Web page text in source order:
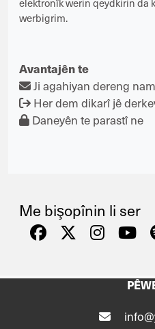
elektronîk werin qeydkirin da
werbigrim.
Avantajên te
Ji agahiyan dereng
Her dem dikarî jê
Daneyên te parastî ne
Me bişopînin li ser